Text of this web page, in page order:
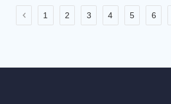
1 2 3 4 5 6